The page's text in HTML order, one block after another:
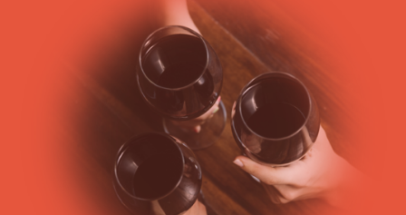
fleuves le facilitant dans cette région.
Dernier millésime notable, 2009 a été particulièrement bien
réussi pour l’ensemble du vin de Bordeaux. Il a marqué les
esprits des amateurs par sa qualité et son goût, qu’il soit
Les vins de Bordeaux sont réputés partout dans le monde
pour leurs arômes incomparables. Ses grands crus ont pour
secret le mélange judicieux de cépages caractéristiques des
vins de la région : le Cabernet Sauvignon, le Merlot Noir, le
Cabernet Franc, le Malbec, le Petit Verdot, et le Carmenère,